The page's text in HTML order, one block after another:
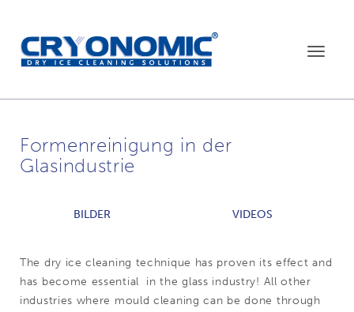
Toggle
Formenreinigung in der
Glasindustrie
BILDER VIDEOS
The dry ice cleaning technique has proven its effect and
has become essential in the glass industry! All other
industries where mould cleaning can be done through